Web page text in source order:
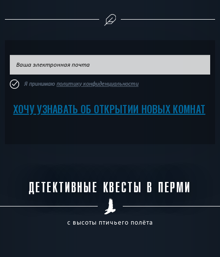
Я принимаю политику конфиденциальности
ХОЧУ УЗНАВАТЬ ОБ ОТКРЫТИИ НОВЫХ КОМНАТ
ДЕТЕКТИВНЫЕ КВЕСТЫ В ПЕРМИ
с высоты птичьего полёта